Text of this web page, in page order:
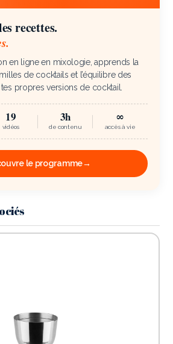
recettes.
en ligne en mixologie, apprends la
de cocktails et l’équilibre des
propres versions de cocktail.
19
vidéos
3h
de contenu
∞
accès à vie
le programme→